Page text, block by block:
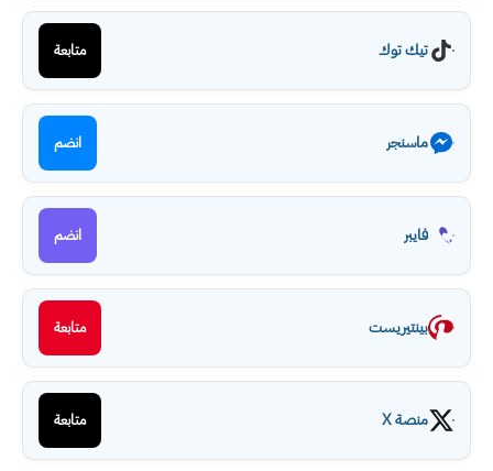
تيك توك متابعة
ماسنجر انضم
فايبر انضم
بينتيريست متابعة
منصة X متابعة